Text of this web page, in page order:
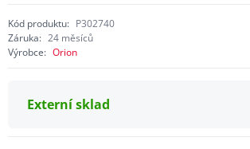
Kód produktu: P302740
Záruka: 24 měsíců
Výrobce: Orion
Externí sklad